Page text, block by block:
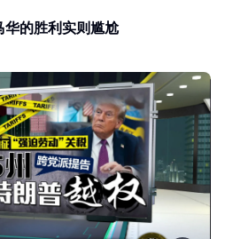
的胜利实则尴尬